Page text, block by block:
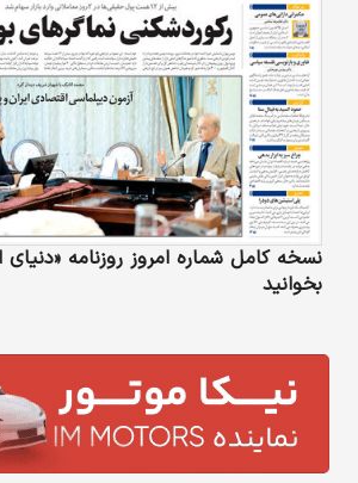
نسخه کامل شماره امروز روزنامه «دنیای‌
بخوانید